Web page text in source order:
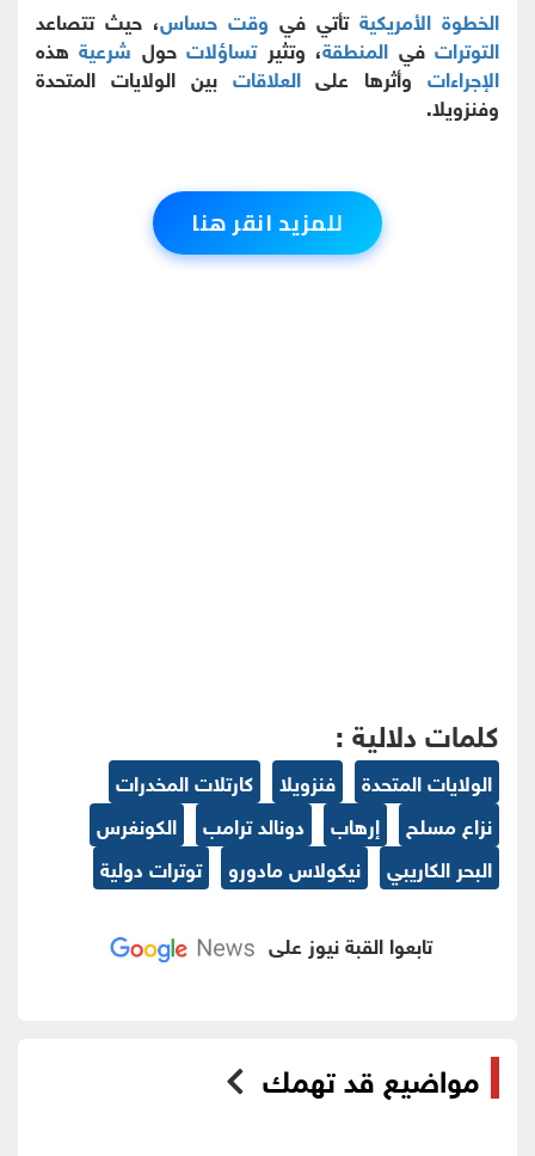
الخطوة الأمريكية تأتي في وقت حساس، حيث تتصاعد
التوتراتفي المنطقة، وتثيرتساؤلاتحول شرعيةهذه
الإجراءات وأثرها علىالعلاقات بين الولايات المتحدة
وفنزويلا.
للمزيد انقر هنا
كلمات دلالية :
الولايات المتحدة فنزويلا
كارتلات المخدرات
نزاع مسلح
إرهاب دونالد ترامب
الكونغرس
البحر الكاريبي
نيكولاس مادورو توترات دولية
تابعوا القبة نيوز على
مواضيع قد تهمك